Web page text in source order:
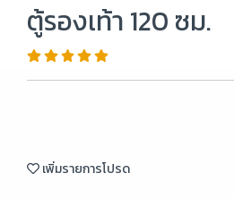
ตู้รองเท้า 120 ซม.
เพิ่มรายการโปรด